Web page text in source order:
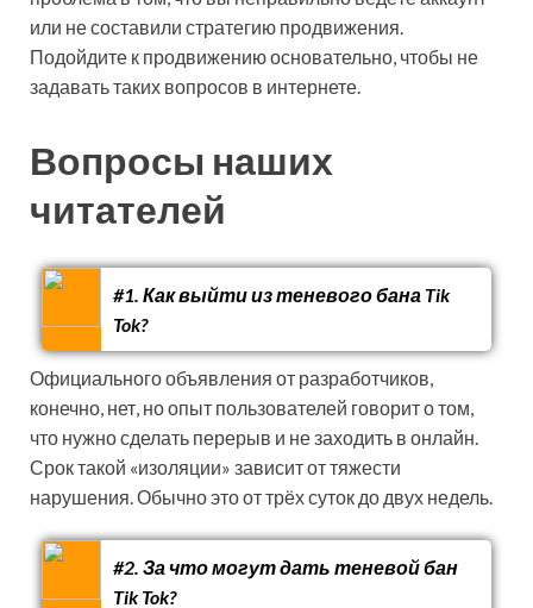
или не составили стратегию продвижения.
Подойдите к продвижению основательно, чтобы не
задавать таких вопросов в интернете.
Вопросы наших
читателей
#1. Как выйти из теневого бана Tik
Tok?
Официального объявления от разработчиков,
конечно, нет, но опыт пользователей говорит о том,
что нужно сделать перерыв и не заходить в онлайн.
Срок такой «изоляции» зависит от тяжести
нарушения. Обычно это от трёх суток до двух недель.
#2. За что могут дать теневой бан
Tik Tok?